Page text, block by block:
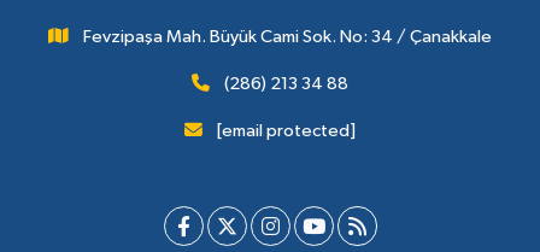
Fevzipaşa Mah. Büyük Cami Sok. No: 34 / Çanakkale
(286) 213 34 88
[email protected]